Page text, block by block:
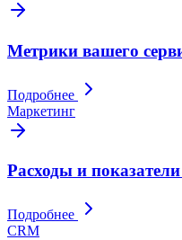
Метрики вашего
Подробнее
Маркетинг
Расходы и
Подробнее
CRM